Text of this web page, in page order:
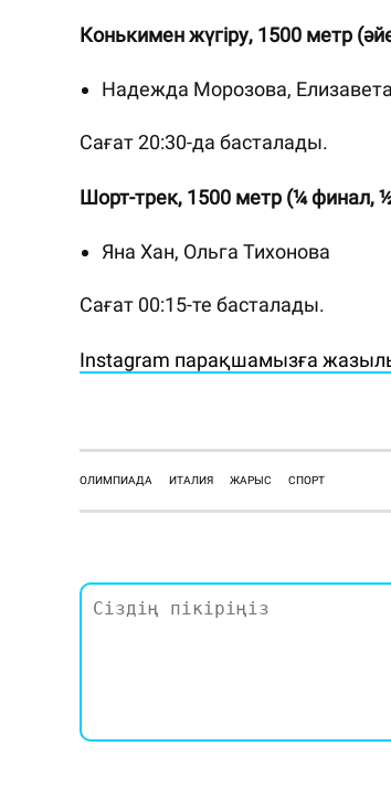
Конькимен жүгіру, 1500 метр
Надежда Морозова,
Сағат 20:30-да басталады.
Шорт-трек, 1500 метр (¼ финал,
Яна Хан, Ольга Тихонова
Сағат 00:15-те басталады.
Instagram парақшамызға
ОЛИМПИАДА ИТАЛИЯ ЖАРЫС СПОРТ